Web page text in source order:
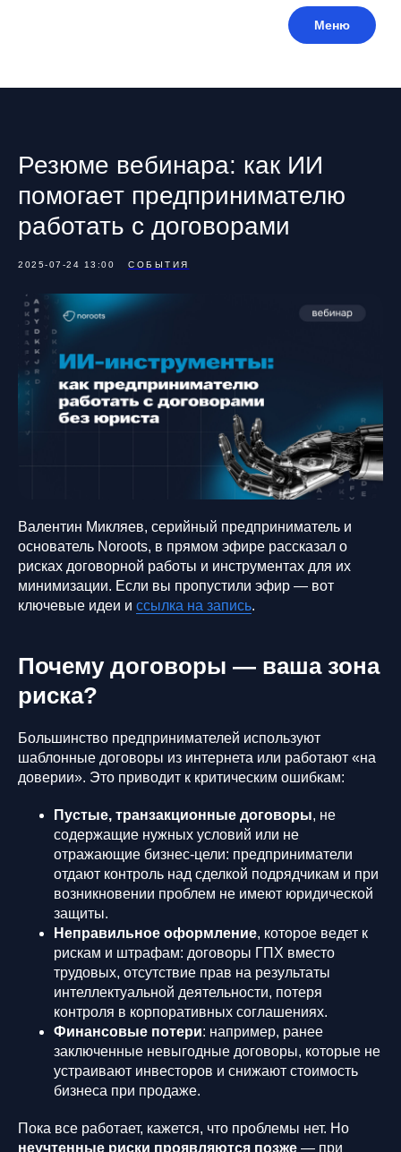
Резюме вебинара: как ИИ
помогает предпринимателю
работать с договорами
2025-07-24 13:00 СОБЫТИЯ
Валентин Микляев, серийный предприниматель и
основатель Noroots, в прямом эфире рассказал о
рисках договорной работы и инструментах для их
минимизации. Если вы пропустили эфир — вот
ключевые идеи и ссылка на запись.
Почему договоры — ваша зона
риска?
Большинство предпринимателей используют
шаблонные договоры из интернета или работают «на
доверии». Это приводит к критическим ошибкам:
Пустые, транзакционные договоры, не
содержащие нужных условий или не
отражающие бизнес-цели: предприниматели
отдают контроль над сделкой подрядчикам и при
возникновении проблем не имеют юридической
защиты.
Неправильное оформление, которое ведет к
рискам и штрафам: договоры ГПХ вместо
трудовых, отсутствие прав на результаты
интеллектуальной деятельности, потеря
контроля в корпоративных соглашениях.
Финансовые потери: например, ранее
заключенные невыгодные договоры, которые не
устраивают инвесторов и снижают стоимость
бизнеса при продаже.
Пока все работает, кажется, что проблемы нет. Но
неучтенные риски проявляются позже — при